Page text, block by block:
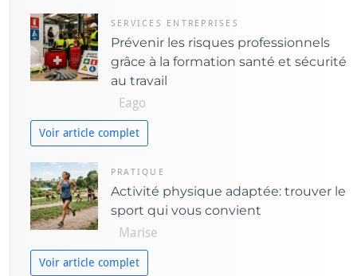
o
r
i
e
SERVICES ENTREPRISES
Prévenir les risques professionnels
grâce à la formation santé et sécurité
au travail
Eago
Voir article complet
PRATIQUE
Activité physique adaptée: trouver le
sport qui vous convient
Marise
Voir article complet